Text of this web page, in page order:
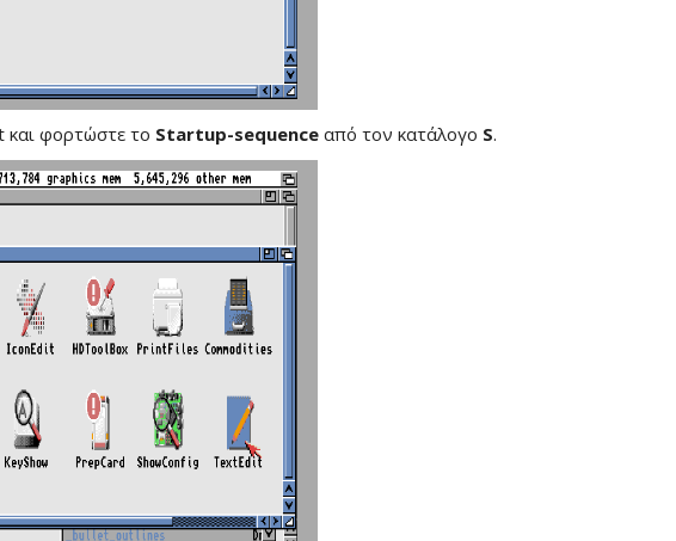
και φορτώστε το Startup-sequence από τον κατάλογο S.